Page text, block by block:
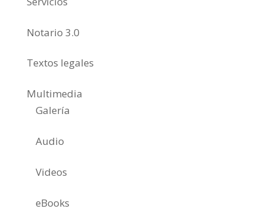
Notario 3.0
Textos legales
Multimedia
Galería
Audio
Videos
eBooks